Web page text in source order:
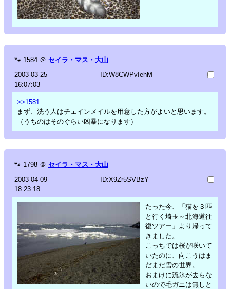
🐾 1584 ＠ セイラ・マス・大山
2003-03-25
16:07:03
ID:W8CWPvIehM
>>1581
まず、洗う人はチェインメイルを用意した方がよいと思います。
（うちのはそのぐらい凶暴になります）
🐾 1798 ＠ セイラ・マス・大山
2003-04-09
18:23:18
ID:X9Zr5SVBzY
たった今、「猫を３匹
と行く埼玉～北海道往
復ツアー」より帰って
きました。
こっちでは桜が咲いて
いたのに、向こうはま
だまだ雪の世界。
おまけに流氷が去らな
いので毛ガニは無しと